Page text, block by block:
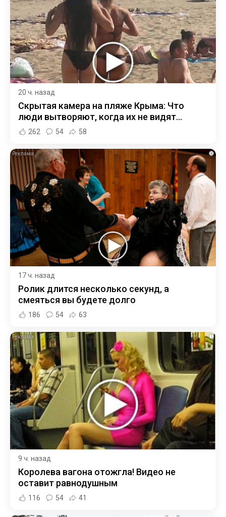
20 ч. назад
Скрытая камера на пляже Крыма: Что
люди вытворяют, когда их не видят...
262 54 58
i
17 ч. назад
Ролик длится несколько секунд, а
смеяться вы будете долго
186 54 63
i
9 ч. назад
Королева вагона отожгла! Видео не
оставит равнодушным
116 54 41